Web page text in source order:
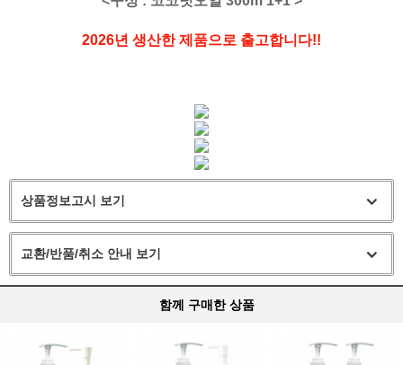
2026년 생산한 제품으로 출고합니다!!
상품정보고시 보기
교환/반품/취소 안내 보기
함께 구매한 상품